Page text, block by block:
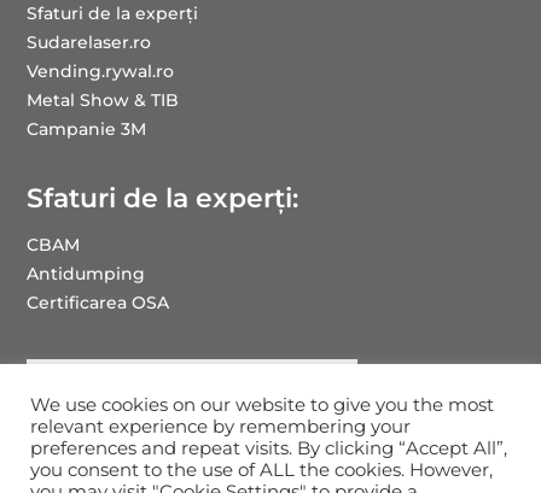
Sfaturi de la experți
Sudarelaser.ro
Vending.rywal.ro
Metal Show & TIB
Campanie 3M
Sfaturi de la experți:
CBAM
Antidumping
Certificarea OSA
We use cookies on our website to give you the most
relevant experience by remembering your
preferences and repeat visits. By clicking “Accept All”,
you consent to the use of ALL the cookies. However,